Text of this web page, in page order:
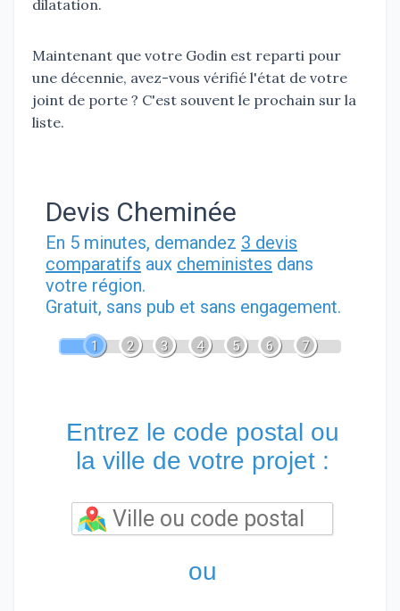
dilatation.
Maintenant que votre Godin est reparti pour
une décennie, avez-vous vérifié l'état de votre
joint de porte ? C'est souvent le prochain sur la
liste.
Devis Cheminée
En 5 minutes, demandez 3 devis
comparatifs aux cheministes dans
votre région.
Gratuit, sans pub et sans engagement.
1 2 3 4 5 6 7
Entrez le code postal ou
la ville de votre projet :
ou